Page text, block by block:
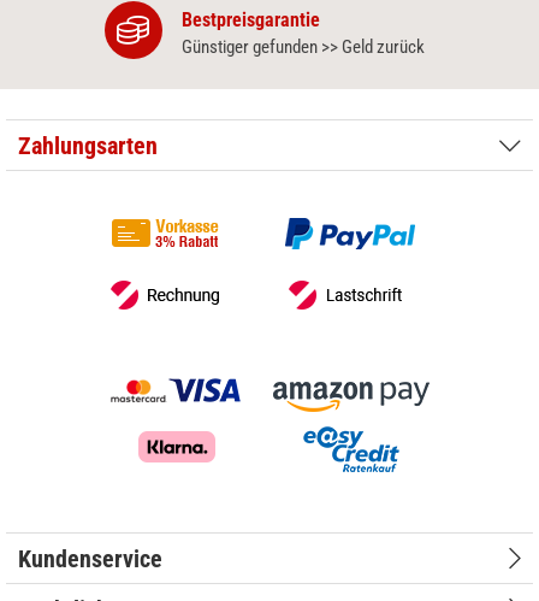
Bestpreisgarantie
Günstiger gefunden >> Geld zurück
Zahlungsarten
Kundenservice